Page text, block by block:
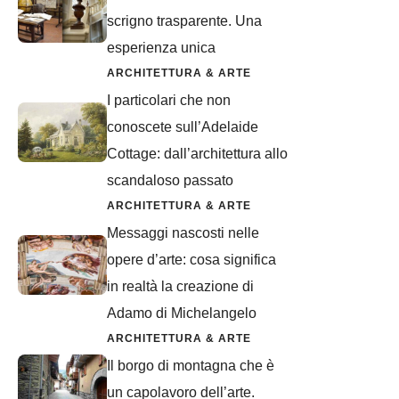
scrigno trasparente. Una
esperienza unica
ARCHITETTURA & ARTE
I particolari che non
conoscete sull’Adelaide
Cottage: dall’architettura allo
scandaloso passato
ARCHITETTURA & ARTE
Messaggi nascosti nelle
opere d’arte: cosa significa
in realtà la creazione di
Adamo di Michelangelo
ARCHITETTURA & ARTE
Il borgo di montagna che è
un capolavoro dell’arte.